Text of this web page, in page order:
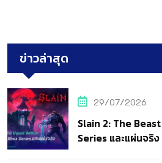
ข่าวล่าสุด
29/07/2026
Slain 2: The
Series และแผ่นจริง